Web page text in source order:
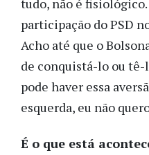
participação do PSD
Acho até que o
de conquistá-lo ou
pode haver essa
esquerda, eu não
É o que está